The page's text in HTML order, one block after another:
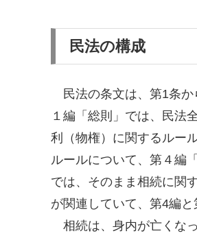
民法の構成
民法の条文は、第1条か
１編「総則」では、民法
利（物権）に関するルー
ルールについて、第４編
では、そのまま相続に関
が関連していて、第4編
相続は、身内が亡くな